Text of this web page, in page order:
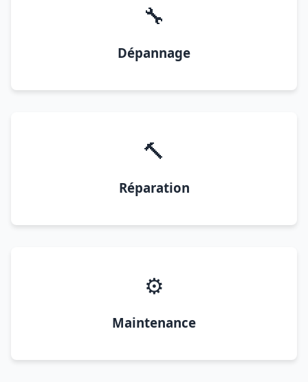
🔧
Dépannage
🔨
Réparation
⚙️
Maintenance